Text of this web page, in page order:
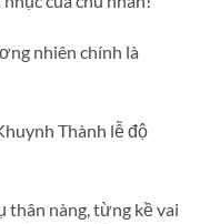
nhiên chính là
Thành lễ độ
thân nàng, từng kề vai